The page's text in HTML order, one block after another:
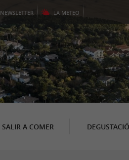
NEWSLETTER LA METEO
SALIR A COMER